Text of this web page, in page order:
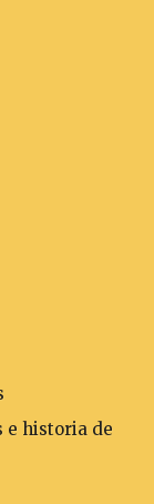
e historia de